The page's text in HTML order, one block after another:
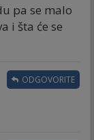
pa se malo
i šta će se
ODGOVORITE